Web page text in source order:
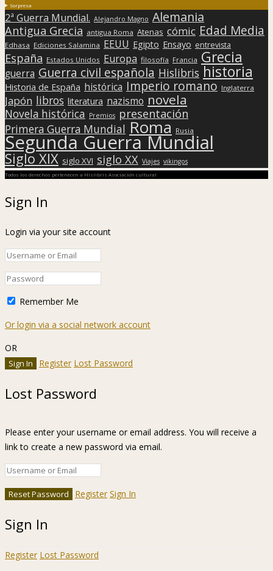
Sorpresa
2ª Guerra Mundial. Alejandro Magno Alemania
Antigua Grecia antigua Roma Atenas cómic Edad Media
Edhasa Ediciones Salamina EEUU Egipto Ensayo entrevista
España Estados Unidos Europa filosofía Francia Grecia
guerra Guerra civil española Hislibris historia
Historia de España histórica Imperio romano Inglaterra
Japón libros literatura nazismo novela
Novela histórica Premios presentación
Primera Guerra Mundial Roma Rusia
Segunda Guerra Mundial
Siglo XIX siglo XVI siglo XX Viajes vikingos
Todos los derechos pertenecen a Hislibris Asociación cultural
Sign In
Login via your site account
Remember Me
Or login via a social network account
OR
Register Lost Password
Lost Password
Please enter your username or email address. You will receive a
link to create a new password via email.
Register Sign In
Sign In
Register Lost Password